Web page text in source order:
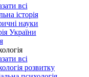
всі
історія
науки
України
всі
розвитку